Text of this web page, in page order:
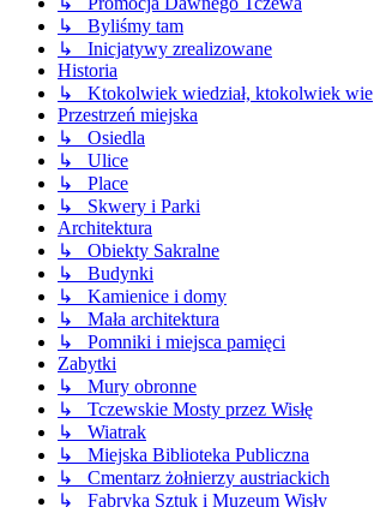
↳ Byliśmy tam
↳ Inicjatywy zrealizowane
Historia
↳ Ktokolwiek wiedział, ktokolwiek wie
Przestrzeń miejska
↳ Osiedla
↳ Ulice
↳ Place
↳ Skwery i Parki
Architektura
↳ Obiekty Sakralne
↳ Budynki
↳ Kamienice i domy
↳ Mała architektura
↳ Pomniki i miejsca pamięci
Zabytki
↳ Mury obronne
↳ Tczewskie Mosty przez Wisłę
↳ Wiatrak
↳ Miejska Biblioteka Publiczna
↳ Cmentarz żołnierzy austriackich
↳ Fabryka Sztuk i Muzeum Wisły